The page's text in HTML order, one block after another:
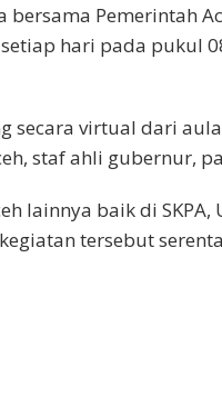
Pemerintah
hari pada pukul
secara virtual dari
staf ahli gubernur,
lainnya baik di
tersebut